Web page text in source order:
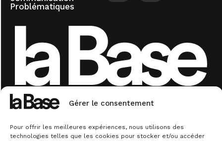
Gérer le consentement
Pour offrir les meilleures expériences, nous utilisons des
technologies telles que les cookies pour stocker et/ou accéder
Problématiques
communication. La base.
site
vente
cookies